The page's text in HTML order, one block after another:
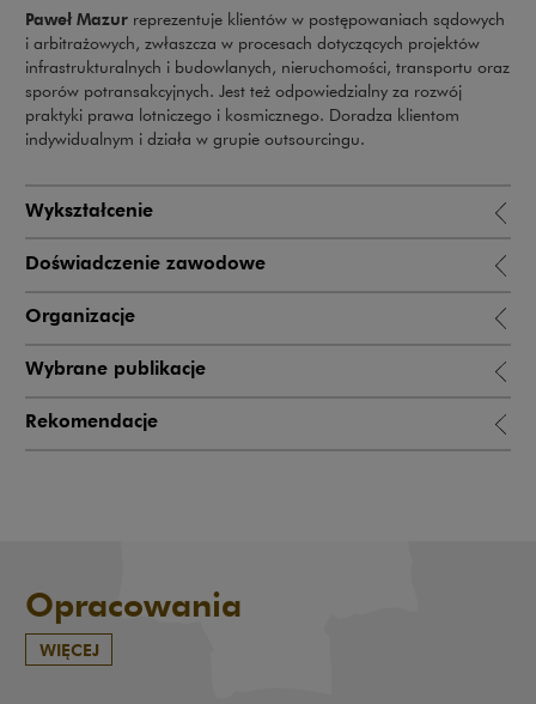
Paweł Mazur reprezentuje klientów w postępowaniach sądowych
i arbitrażowych, zwłaszcza w procesach dotyczących projektów
infrastrukturalnych i budowlanych, nieruchomości, transportu oraz
sporów potransakcyjnych. Jest też odpowiedzialny za rozwój
praktyki prawa lotniczego i kosmicznego. Doradza klientom
indywidualnym i działa w grupie outsourcingu.
Wykształcenie
Doświadczenie zawodowe
Organizacje
Wybrane publikacje
Rekomendacje
Opracowania
WIĘCEJ